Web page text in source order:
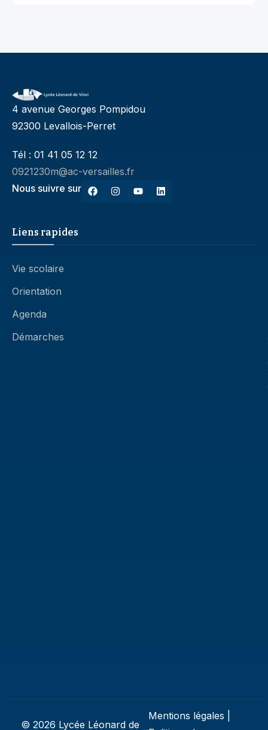
4 avenue Georges Pompidou
92300 Levallois-Perret
Tél : 01 41 05 12 12
0921230m@ac-versailles.fr
Nous suivre sur
Liens rapides
Vie scolaire
Orientation
Agenda
Démarches
© 2026 Lycée Léonard de
Mentions légales